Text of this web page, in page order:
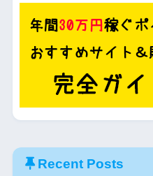
Recent Posts